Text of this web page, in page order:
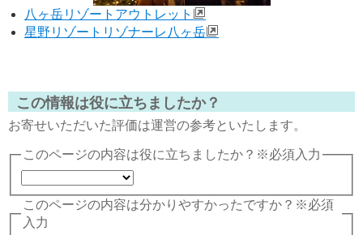
八ヶ岳リゾートアウトレット
星野リゾートリゾナーレ八ヶ岳
この情報は役に立ちましたか？
お寄せいただいた評価は運営の参考といたします。
このページの内容は役に立ちましたか？ ※必須入力
このページの内容は分かりやすかったですか？ ※必須
入力